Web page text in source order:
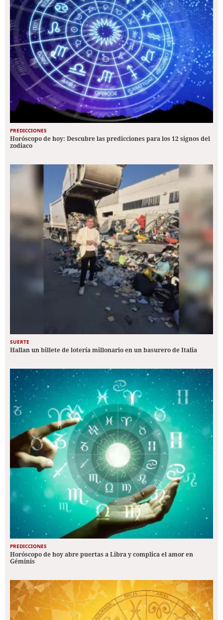
PREDICCIONES
Horóscopo de hoy: Descubre las predicciones para los 12 signos del
zodiaco
SUERTE
Hallan un billete de lotería millonario en un basurero de Italia
PREDICCIONES
Horóscopo de hoy abre puertas a Libra y complica el amor en
Géminis